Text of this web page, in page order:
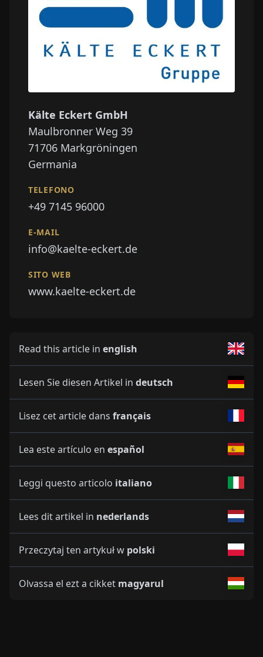
Kälte Eckert GmbH
Maulbronner Weg 39
71706 Markgröningen
Germania
TELEFONO
+49 7145 96000
E-MAIL
info@kaelte-eckert.de
SITO WEB
www.kaelte-eckert.de
Read this article in english
Lesen Sie diesen Artikel in deutsch
Lisez cet article dans français
Lea este artículo en español
Leggi questo articolo italiano
Lees dit artikel in nederlands
Przeczytaj ten artykuł w polski
Olvassa el ezt a cikket magyarul